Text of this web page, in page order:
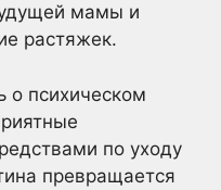
мамы и
растяжек.
о психическом
по уходу
превращается